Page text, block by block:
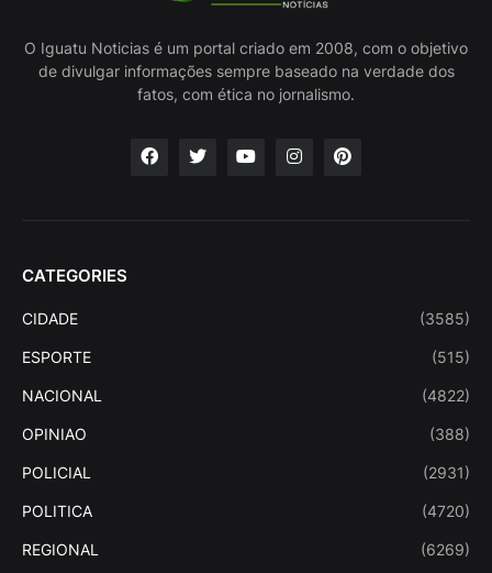
O Iguatu Noticias é um portal criado em 2008, com o objetivo
de divulgar informações sempre baseado na verdade dos
fatos, com ética no jornalismo.
CATEGORIES
CIDADE (3585)
ESPORTE (515)
NACIONAL (4822)
OPINIAO (388)
POLICIAL (2931)
POLITICA (4720)
REGIONAL (6269)